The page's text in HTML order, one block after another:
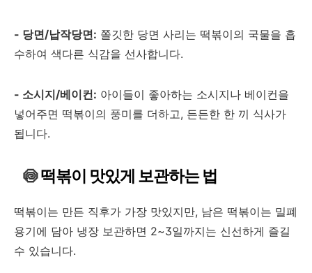
- 당면/납작당면: 쫄깃한 당면 사리는 떡볶이의 국물을 흡
수하여 색다른 식감을 선사합니다.
- 소시지/베이컨: 아이들이 좋아하는 소시지나 베이컨을
넣어주면 떡볶이의 풍미를 더하고, 든든한 한 끼 식사가
됩니다.
🍥떡볶이 맛있게 보관하는 법
떡볶이는 만든 직후가 가장 맛있지만, 남은 떡볶이는 밀폐
용기에 담아 냉장 보관하면 2~3일까지는 신선하게 즐길
수 있습니다.